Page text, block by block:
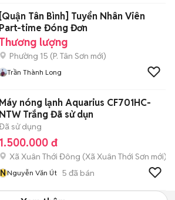
[Quận Tân Bình] Tuyển Nhân Viên
Part-time Đóng Đơn
Thương lượng
Phường 15 (P. Tân Sơn mới)
Trần Thành Long
Máy nóng lạnh Aquarius CF701HC-
NTW Trắng Đã sử dụn
sử dụng
1.500.000 đ
Xã Xuân Thới Đông (Xã Xuân Thới Sơn mới)
NNguyễn Văn Út 5 đã bán